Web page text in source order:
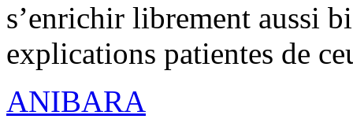
s’enrichir librement aussi
explications patientes de
ANIBARA